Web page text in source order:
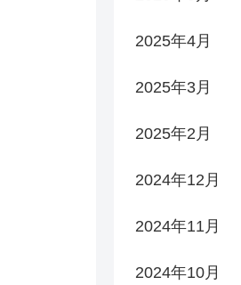
2025年4月
2025年3月
2025年2月
2024年12月
2024年11月
2024年10月